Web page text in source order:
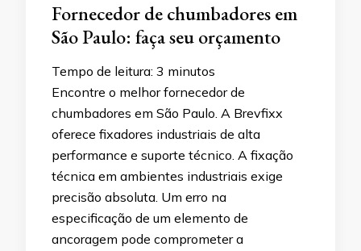
Fornecedor de chumbadores em
São Paulo: faça seu orçamento
Tempo de leitura: 3 minutos
Encontre o melhor fornecedor de
chumbadores em São Paulo. A Brevfixx
oferece fixadores industriais de alta
performance e suporte técnico. A fixação
técnica em ambientes industriais exige
precisão absoluta. Um erro na
especificação de um elemento de
ancoragem pode comprometer a